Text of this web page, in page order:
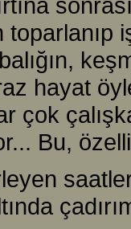
toparlanıp
hayat
çok
Bu,